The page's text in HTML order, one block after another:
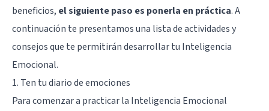
beneficios, el siguiente paso es ponerla en práctica. A
continuación te presentamos una lista de actividades y
consejos que te permitirán desarrollar tu Inteligencia
Emocional.
1. Ten tu diario de emociones
Para comenzar a practicar la Inteligencia Emocional